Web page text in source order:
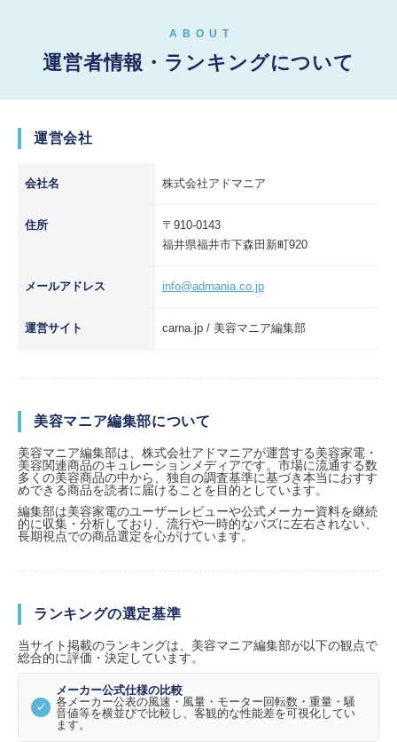
ABOUT
運営者情報・ランキングについて
運営会社
会社名 株式会社アドマニア
住所
〒910-0143
福井県福井市下森田新町920
メールアドレス info@admania.co.jp
運営サイト carna.jp / 美容マニア編集部
美容マニア編集部について
美容マニア編集部は、株式会社アドマニアが運営する美容家電・
美容関連商品のキュレーションメディアです。市場に流通する数
多くの美容商品の中から、独自の調査基準に基づき本当におすす
めできる商品を読者に届けることを目的としています。
編集部は美容家電のユーザーレビューや公式メーカー資料を継続
的に収集・分析しており、流行や一時的なバズに左右されない、
長期視点での商品選定を心がけています。
ランキングの選定基準
当サイト掲載のランキングは、美容マニア編集部が以下の観点で
総合的に評価・決定しています。
メーカー公式仕様の比較
各メーカー公表の風速・風量・モーター回転数・重量・騒
音値等を横並びで比較し、客観的な性能差を可視化してい
ます。